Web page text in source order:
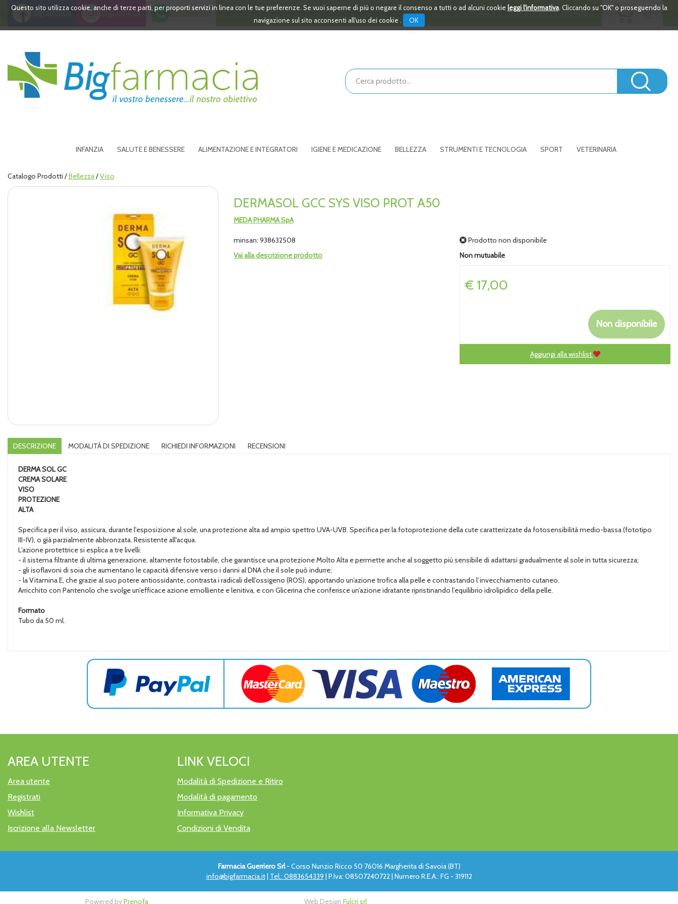
PassaQuesto sito utilizza cookie, anche di terze parti, per proporti servizi in linea con le tue preferenze. Se vuoi saperne di più o negare il consenso a tutti o ad alcuni cookie leggi l'informativa. Cliccando su "OK" o proseguendo la
navigazione sul sito acconsenti all'uso dei cookie .
OK
Bigfarmacia Bigfarmacia 391 3532473 ACCEDI REGISTRATI WISHLIST 0
ARTICOLI
Bigfarmacia
Cerca
Prodotto
INFANZIA SALUTE E BENESSERE ALIMENTAZIONE E INTEGRATORI IGIENE E MEDICAZIONE BELLEZZA STRUMENTI E TECNOLOGIA SPORT VETERINARIA
Catalogo Prodotti /Bellezza/Viso
DERMASOL GCC SYS VISO PROT A50
MEDA PHARMA SpA
minsan: 938632508
Vai alla descrizione prodotto
Prodotto non disponibile
Non mutuabile
Prezzo
€ 17,00
Non disponibile
Aggiungi alla wishlist
DESCRIZIONE MODALITÀ DI SPEDIZIONE RICHIEDI INFORMAZIONI RECENSIONI
DERMA SOLGC
CREMA SOLARE
VISO
PROTEZIONE
ALTA
Specifica per il viso, assicura, durante l'esposizione al sole, una protezione alta ad ampio spettro UVA-UVB. Specifica per la fotoprotezione della cute caratterizzate da fotosensibilità medio-bassa (fototipo
III-IV), o già parzialmente abbronzata. Resistente all'acqua.
L’azione protettrice si esplica a tre livelli:
- il sistema filtrante di ultima generazione, altamente fotostabile, che garantisce una protezione Molto Alta e permette anche al soggetto più sensibile di adattarsi gradualmente al sole in tutta sicurezza;
- gli isoflavoni di soia che aumentano le capacità difensive verso i danni al DNA che il sole può indurre;
- la Vitamina E, che grazie al suo potere antiossidante, contrasta i radicali dell’ossigeno (ROS), apportando un’azione trofica alla pelle e contrastando l’invecchiamento cutaneo.
Arricchito con Pantenolo che svolge un’efficace azione emolliente e lenitiva, e con Glicerina che conferisce un’azione idratante ripristinando l’equilibrio idrolipidico della pelle.
Formato
Tubo da 50 ml.
AREA UTENTE
Area utente
Registrati
Wishlist
Iscrizione alla Newsletter
LINK VELOCI
Modalità di Spedizione e Ritiro
Modalità di pagamento
Informativa Privacy
Condizioni di Vendita
Farmacia Guerriero Srl- Corso Nunzio Ricco 50 76016 Margherita di Savoia (BT)
info@bigfarmacia.it| Tel.: 0883654339 | P.Iva: 08507240722 | Numero R.E.A.: FG - 319112
Powered byPrenofa Web DesignFulcri srl